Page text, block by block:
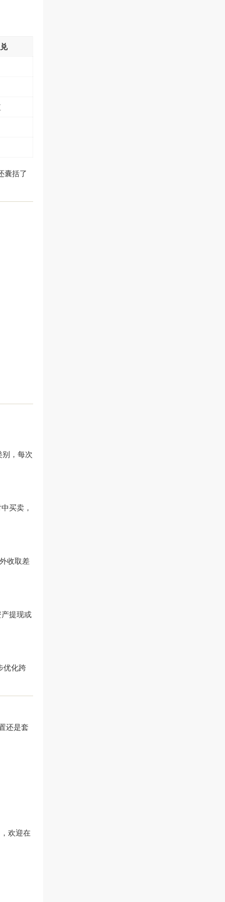
囊括了
别，每次
买卖，
收取差
提现或
优化跨
还是套
欢迎在